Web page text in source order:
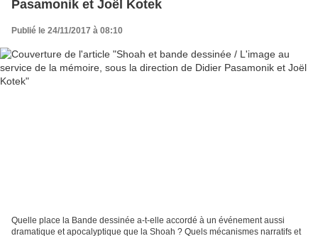
Pasamonik et Joël Kotek
Publié le 24/11/2017 à 08:10
Quelle place la Bande dessinée a-t-elle accordé à un événement aussi
dramatique et apocalyptique que la Shoah ? Quels mécanismes narratifs et